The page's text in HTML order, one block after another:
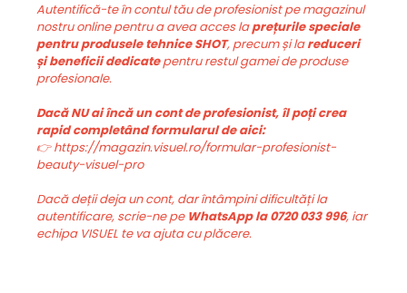
Autentifică-te în contul tău de profesionist pe magazinul
nostru online pentru a avea acces laprețurile speciale
pentru produsele tehnice SHOT, precum și lareduceri
și beneficii dedicatepentru restul gamei de produse
profesionale.
Dacă NU ai încă un cont de profesionist, îl poți crea
rapid completând formularul de aici:
👉 https://magazin.visuel.ro/formular-profesionist-
beauty-visuel-pro
Dacă deții deja un cont, dar întâmpini dificultăți la
autentificare, scrie-ne pe WhatsApp la 0720 033 996, iar
echipa VISUEL te va ajuta cu plăcere.